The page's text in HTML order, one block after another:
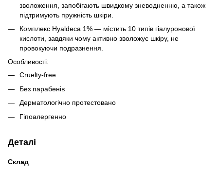
зволоження, запобігають швидкому зневодненню, а також
підтримують пружність шкіри.
Комплекс Hyaldeca 1% — містить 10 типів гіалуронової
кислоти, завдяки чому активно зволожує шкіру, не
провокуючи подразнення.
Особливості:
Cruelty-free
Без парабенів
Дерматологічно протестовано
Гіпоалергенно
Деталі
Склад